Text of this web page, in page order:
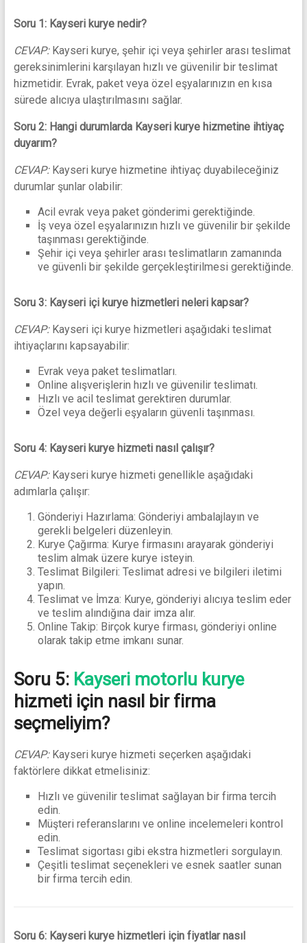
Soru 1: Kayseri kurye nedir?
CEVAP:Kayseri kurye, şehir içi veya şehirler arası teslimat
gereksinimlerini karşılayan hızlı ve güvenilir bir teslimat
hizmetidir. Evrak, paket veya özel eşyalarınızın en kısa
sürede alıcıya ulaştırılmasını sağlar.
Soru 2: Hangi durumlarda Kayseri kurye hizmetine ihtiyaç
duyarım?
CEVAP:Kayseri kurye hizmetine ihtiyaç duyabileceğiniz
durumlar şunlar olabilir:
Acil evrak veya paket gönderimi gerektiğinde.
İş veya özel eşyalarınızın hızlı ve güvenilir bir şekilde
taşınması gerektiğinde.
Şehir içi veya şehirler arası teslimatların zamanında
ve güvenli bir şekilde gerçekleştirilmesi gerektiğinde.
Soru 3: Kayseri içi kurye hizmetleri neleri kapsar?
CEVAP:Kayseri içi kurye hizmetleri aşağıdaki teslimat
ihtiyaçlarını kapsayabilir:
Evrak veya paket teslimatları.
Online alışverişlerin hızlı ve güvenilir teslimatı.
Hızlı ve acil teslimat gerektiren durumlar.
Özel veya değerli eşyaların güvenli taşınması.
Soru 4: Kayseri kurye hizmeti nasıl çalışır?
CEVAP:Kayseri kurye hizmeti genellikle aşağıdaki
adımlarla çalışır:
Gönderiyi Hazırlama: Gönderiyi ambalajlayın ve
gerekli belgeleri düzenleyin.
Kurye Çağırma: Kurye firmasını arayarak gönderiyi
teslim almak üzere kurye isteyin.
Teslimat Bilgileri: Teslimat adresi ve bilgileri iletimi
yapın.
Teslimat ve İmza: Kurye, gönderiyi alıcıya teslim eder
ve teslim alındığına dair imza alır.
Online Takip: Birçok kurye firması, gönderiyi online
olarak takip etme imkanı sunar.
Soru 5: Kayseri motorlu kurye
hizmeti için nasıl bir firma
seçmeliyim?
CEVAP:Kayseri kurye hizmeti seçerken aşağıdaki
faktörlere dikkat etmelisiniz:
Hızlı ve güvenilir teslimat sağlayan bir firma tercih
edin.
Müşteri referanslarını ve online incelemeleri kontrol
edin.
Teslimat sigortası gibi ekstra hizmetleri sorgulayın.
Çeşitli teslimat seçenekleri ve esnek saatler sunan
bir firma tercih edin.
Soru 6: Kayseri kurye hizmetleri için fiyatlar nasıl